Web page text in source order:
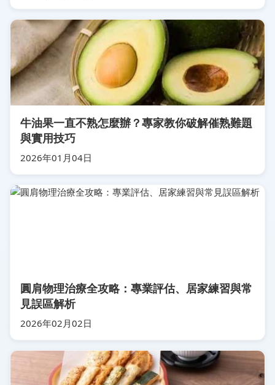
牛油果一直不熟怎麼辦？專家教你破解催熟難題
與實用技巧
2026年01月04日
圓肩物理治療全攻略：專業評估、居家練習與常
見誤區解析
2026年02月02日